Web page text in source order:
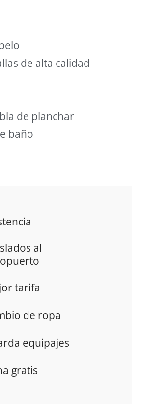
de alta calidad
de planchar
baño
al
tarifa
de ropa
equipajes
gratis